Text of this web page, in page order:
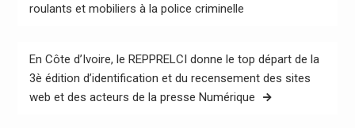
l’article
roulants et mobiliers à la police criminelle
En Côte d’Ivoire, le REPPRELCI donne le top départ de la
3è édition d’identification et du recensement des sites
web et des acteurs de la presse Numérique